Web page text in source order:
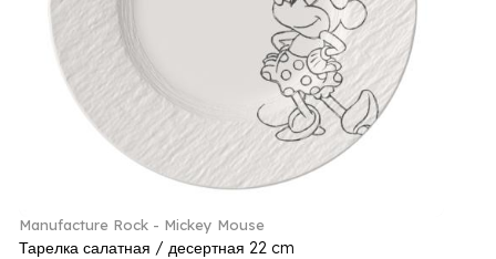
Manufacture Rock - Mickey Mouse
Тарелка салатная / десертная 22 cm